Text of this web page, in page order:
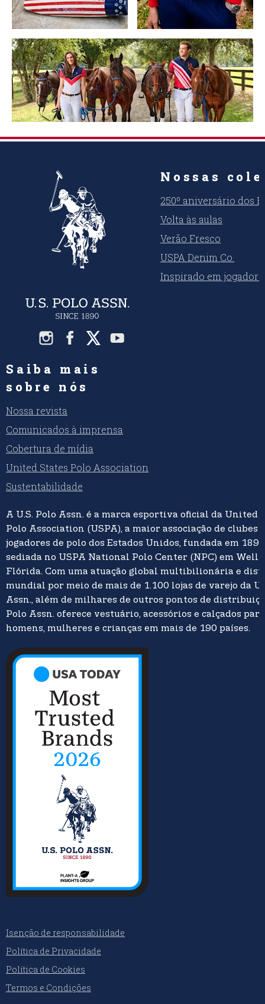
Nossas
250º aniversário dos
Volta às aulas
Verão Fresco
USPA Denim Co.
Inspirado em
Saiba mais
sobre nós
Nossa revista
Comunicados à imprensa
Cobertura de mídia
United States Polo Association
Sustentabilidade
A U.S. Polo Assn. é a marca esportiva oficial da United
Polo Association (USPA), a maior associação de clubes e
jogadores de polo dos Estados Unidos, fundada em
sediada no USPA National Polo Center (NPC) em
Flórida. Com uma atuação global multibilionária e
mundial por meio de mais de 1.100 lojas de varejo da
Assn., além de milhares de outros pontos de
Polo Assn. oferece vestuário, acessórios e calçados para
homens, mulheres e crianças em mais de 190 países.
Isenção de responsabilidade
Política de Privacidade
Política de Cookies
Termos e Condições